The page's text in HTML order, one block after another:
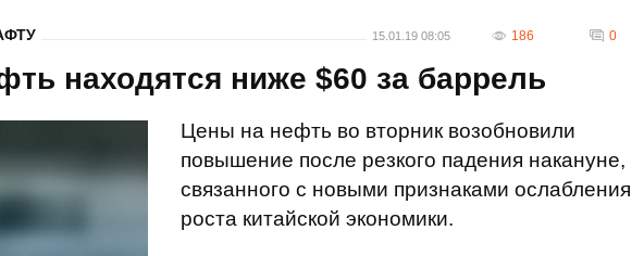
15.01.19 08:05 186 0
находятся ниже $60 за баррель
Цены на нефть во вторник возобновили
повышение после резкого падения накануне,
связанного с новыми признаками ослабления
роста китайской экономики.